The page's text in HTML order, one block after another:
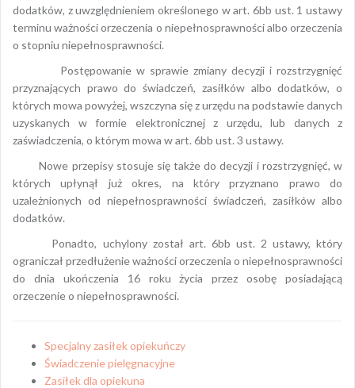
dodatków, z uwzględnieniem określonego w art. 6bb ust. 1 ustawy
terminu ważności orzeczenia o niepełnosprawności albo orzeczenia
o stopniu niepełnosprawności.
Postępowanie w sprawie zmiany decyzji i rozstrzygnięć
przyznających prawo do świadczeń, zasiłków albo dodatków, o
których mowa powyżej, wszczyna się z urzędu na podstawie danych
uzyskanych w formie elektronicznej z urzędu, lub danych z
zaświadczenia, o którym mowa w art. 6bb ust. 3 ustawy.
Nowe przepisy stosuje się także do decyzji i rozstrzygnięć, w
których upłynął już okres, na który przyznano prawo do
uzależnionych od niepełnosprawności świadczeń, zasiłków albo
dodatków.
Ponadto, uchylony został art. 6bb ust. 2 ustawy, który
ograniczał przedłużenie ważności orzeczenia o niepełnosprawności
do dnia ukończenia 16 roku życia przez osobę posiadającą
orzeczenie o niepełnosprawności.
Specjalny zasiłek opiekuńczy
Świadczenie pielęgnacyjne
Zasiłek dla opiekuna